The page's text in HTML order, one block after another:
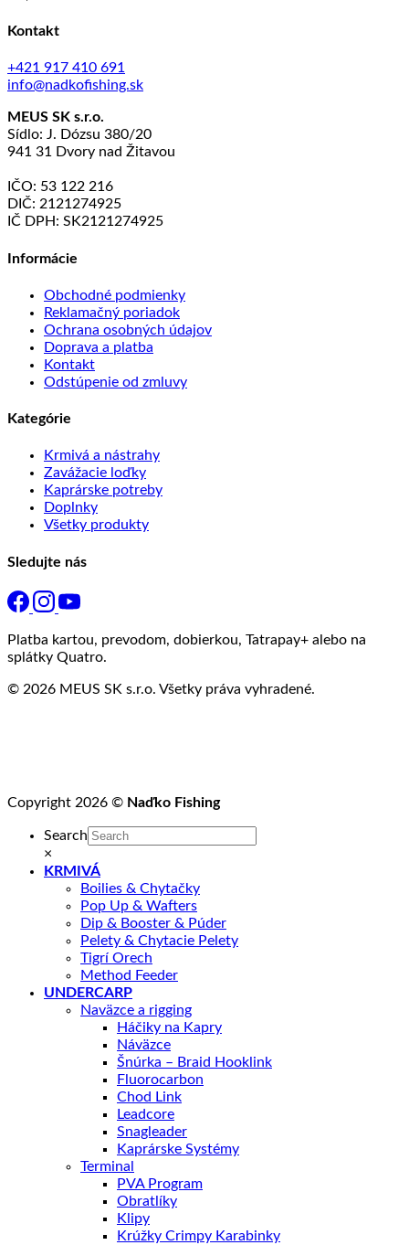
Kontakt
+421 917 410 691
info@nadkofishing.sk
MEUS SK s.r.o.
Sídlo: J. Dózsu 380/20
941 31 Dvory nad Žitavou
IČO: 53 122 216
DIČ: 2121274925
IČ DPH: SK2121274925
Informácie
Obchodné podmienky
Reklamačný poriadok
Ochrana osobných údajov
Doprava a platba
Kontakt
Odstúpenie od zmluvy
Kategórie
Krmivá a nástrahy
Zavážacie loďky
Kaprárske potreby
Doplnky
Všetky produkty
Sledujte nás
Platba kartou, prevodom, dobierkou, Tatrapay+ alebo na
splátky Quatro.
© 2026 MEUS SK s.r.o. Všetky práva vyhradené.
Copyright 2026 © Naďko Fishing
Search
×
KRMIVÁ
Boilies & Chytačky
Pop Up & Wafters
Dip & Booster & Púder
Pelety & Chytacie Pelety
Tigrí Orech
Method Feeder
UNDERCARP
Naväzce a rigging
Háčiky na Kapry
Náväzce
Šnúrka – Braid Hooklink
Fluorocarbon
Chod Link
Leadcore
Snagleader
Kaprárske Systémy
Terminal
PVA Program
Obratlíky
Klipy
Krúžky Crimpy Karabinky